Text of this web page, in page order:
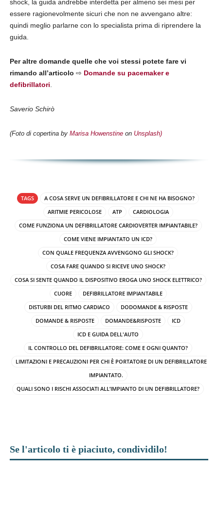
shock, la guida andrebbe interdetta per almeno sei mesi per
essere ragionevolmente sicuri che non ne avvengano altre:
quindi meglio parlarne con lo specialista prima di riprendere la
guida.
Per altre domande quelle che voi stessi potete fare vi
rimando all’articolo ⇨ Domande su pacemaker e
defibrillatori
Saverio Schirò
(Foto di copertina by Marisa Howenstine on Unsplash)
TAGS
A COSA SERVE UN DEFIBRILLATORE E CHI NE HA BISOGNO?
ARITMIE PERICOLOSE
ATP
CARDIOLOGIA
COME FUNZIONA UN DEFIBRILLATORE CARDIOVERTER IMPIANTABILE?
COME VIENE IMPIANTATO UN ICD?
CON QUALE FREQUENZA AVVENGONO GLI SHOCK?
COSA FARE QUANDO SI RICEVE UNO SHOCK?
COSA SI SENTE QUANDO IL DISPOSITIVO EROGA UNO SHOCK ELETTRICO?
CUORE
DEFIBRILLATORE IMPIANTABILE
DISTURBI DEL RITMO CARDIACO
DODOMANDE & RISPOSTE
DOMANDE & RISPOSTE
DOMANDE&RISPOSTE
ICD
ICD E GUIDA DELL'AUTO
IL CONTROLLO DEL DEFIBRILLATORE: COME E OGNI QUANTO?
LIMITAZIONI E PRECAUZIONI PER CHI È PORTATORE DI UN DEFIBRILLATORE
IMPIANTATO.
QUALI SONO I RISCHI ASSOCIATI ALL’IMPIANTO DI UN DEFIBRILLATORE?
Se l'articolo ti è piaciuto, condividilo!